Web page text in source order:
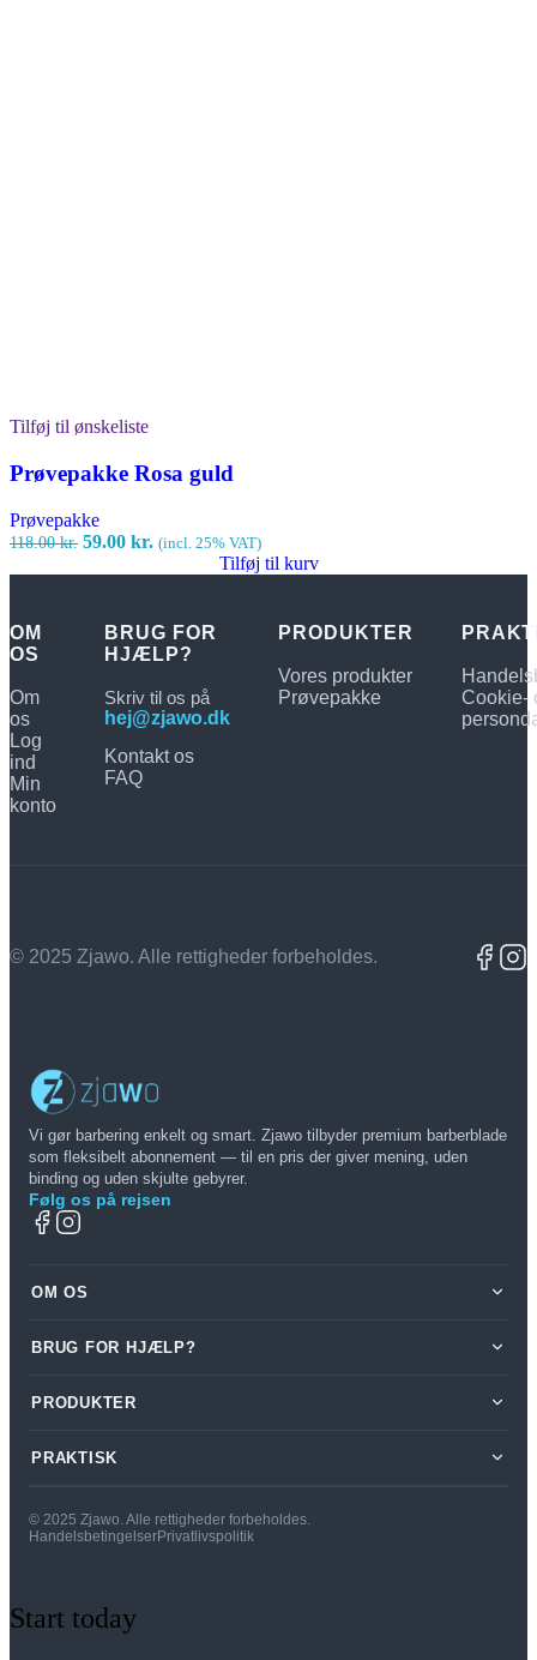
Tilføj til ønskeliste
Prøvepakke Rosa guld
Prøvepakke
118.00kr. Den
118.00 kr..
59.00 kr. Den
59.00 kr..
(incl. 25% VAT)
Tilføj til kurv
OM
OS
Om
os
Log
ind
Min
konto
BRUG FOR
HJÆLP?
Skriv til os på
hej@zjawo.dk
Kontakt os
FAQ
PRODUKTER
Vores produkter
Prøvepakke
Cookie-
© 2025 Zjawo. Alle rettigheder forbeholdes.
Vi gør barbering enkelt og smart. Zjawo tilbyder premium barberblade
som fleksibelt abonnement — til en pris der giver mening, uden
binding og uden skjulte gebyrer.
Følg os på rejsen
OM OS
Om os
Min konto
BRUG FOR HJÆLP?
Skriv til os på
Kontakt os
PRODUKTER
Vores produkter
PRAKTISK
Handelsbetingelser
Cookie- og persondatapolitik
© 2025 Zjawo. Alle rettigheder forbeholdes.
HandelsbetingelserPrivatlivspolitik
Start today